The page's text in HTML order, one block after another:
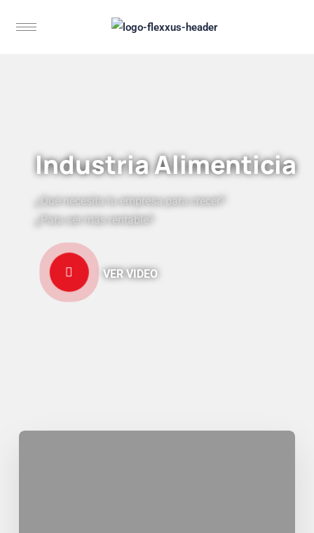
Industria Alimenticia
¿Qué necesita tu empresa para crecer?
¿Para ser más rentable?
VER VIDEO